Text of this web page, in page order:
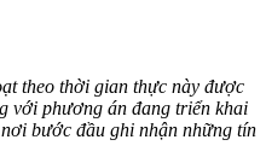
theo thời gian thực này được
với phương án đang triển khai
bước đầu ghi nhận những tín